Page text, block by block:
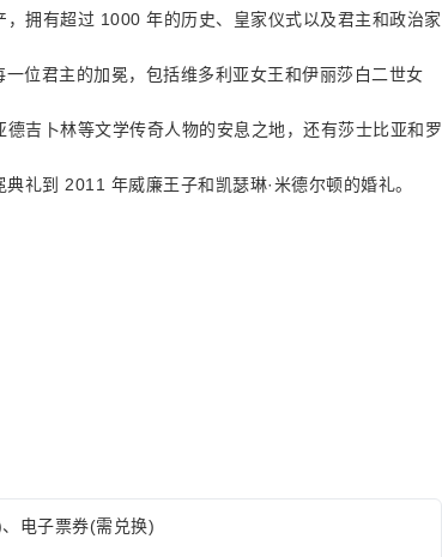
拥有超过 1000 年的历史、皇家仪式以及君主和政治家
位君主的加冕，包括维多利亚女王和伊丽莎白二世女
吉卜林等文学传奇人物的安息之地，还有莎士比亚和罗
礼到 2011 年威廉王子和凯瑟琳·米德尔顿的婚礼。
电子票券(需兑换)